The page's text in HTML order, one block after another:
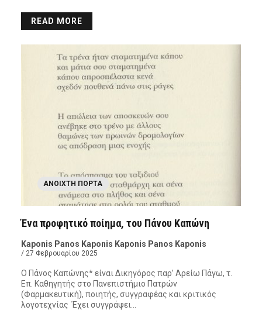
READ MORE
ΑΝΟΙΧΤΉ ΠΌΡΤΑ
Ένα προφητικό ποίημα, του Πάνου Καπώνη
Kaponis Panos Kaponis Kaponis Panos Kaponis
/ 27 Φεβρουαρίου 2025
Ο Πάνος Καπώνης* είναι Δικηγόρος παρ’ Αρείω Πάγω, τ.
Επ. Καθηγητής στο Πανεπιστήμιο Πατρών
(Φαρμακευτική), ποιητής, συγγραφέας και κριτικός
λογοτεχνίας Έχει συγγράψει…